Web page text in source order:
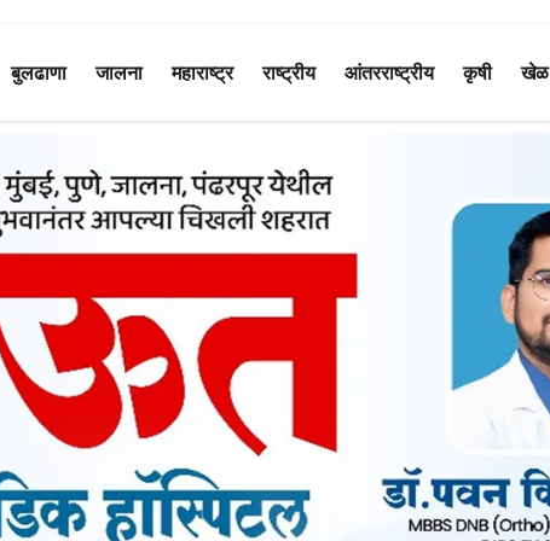
बुलढाणा जालना महाराष्ट्र राष्ट्रीय आंतरराष्ट्रीय कृषी खेळ